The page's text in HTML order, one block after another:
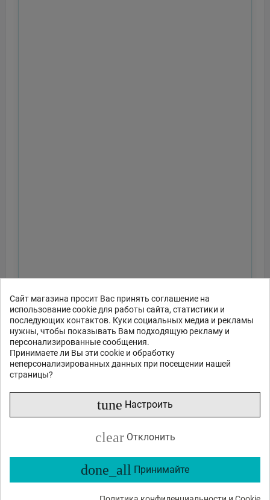
Сайт магазина просит Вас принять соглашение на
использование cookie для работы сайта, статистики и
последующих контактов. Куки социальных медиа и рекламы
нужны, чтобы показывать Вам подходящую рекламу и
персонализированные сообщения.
Принимаете ли Вы эти cookie и обработку
неперсонализированных данных при посещении нашей
страницы?
tune Настроить
clear Отклонить
done_all Принимайте